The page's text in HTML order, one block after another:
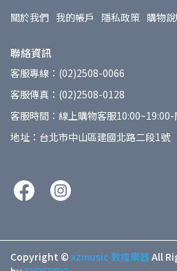
關於我們 我的帳戶 隱私政策 購物
聯絡資訊
客服專線：(02)2508-0066
客服傳真：(02)2508-0128
客服時間：線上購物客服
地址：台北市中山區建國北路二段1號
Copyright © xzmusic 敦煌樂器All